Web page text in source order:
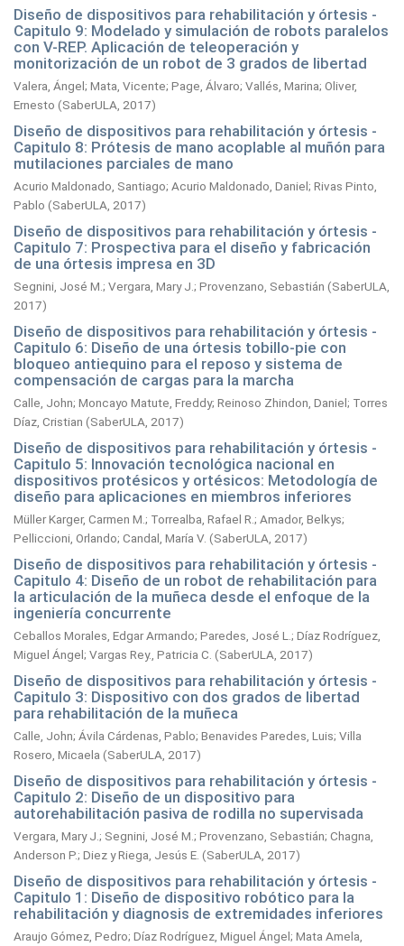
Diseño de dispositivos para rehabilitación y órtesis -
Capitulo 9: Modelado y simulación de robots paralelos
con V-REP. Aplicación de teleoperación y
monitorización de un robot de 3 grados de libertad
Valera, Ángel; Mata, Vicente; Page, Álvaro; Vallés, Marina; Oliver,
Ernesto (SaberULA, 2017)
Diseño de dispositivos para rehabilitación y órtesis -
Capitulo 8: Prótesis de mano acoplable al muñón para
mutilaciones parciales de mano
Acurio Maldonado, Santiago; Acurio Maldonado, Daniel; Rivas Pinto,
Pablo (SaberULA, 2017)
Diseño de dispositivos para rehabilitación y órtesis -
Capitulo 7: Prospectiva para el diseño y fabricación
de una órtesis impresa en 3D
Segnini, José M. ; Vergara, Mary J. ; Provenzano, Sebastián (SaberULA,
2017)
Diseño de dispositivos para rehabilitación y órtesis -
Capitulo 6: Diseño de una órtesis tobillo-pie con
bloqueo antiequino para el reposo y sistema de
compensación de cargas para la marcha
Calle, John; Moncayo Matute, Freddy; Reinoso Zhindon, Daniel; Torres
Díaz, Cristian (SaberULA, 2017)
Diseño de dispositivos para rehabilitación y órtesis -
Capitulo 5: Innovación tecnológica nacional en
dispositivos protésicos y ortésicos: Metodología de
diseño para aplicaciones en miembros inferiores
Müller Karger, Carmen M. ; Torrealba, Rafael R. ; Amador, Belkys;
Pelliccioni, Orlando; Candal, María V. (SaberULA, 2017)
Diseño de dispositivos para rehabilitación y órtesis -
Capitulo 4: Diseño de un robot de rehabilitación para
la articulación de la muñeca desde el enfoque de la
ingeniería concurrente
Ceballos Morales, Edgar Armando; Paredes, José L. ; Díaz Rodríguez,
Miguel Ángel; Vargas Rey., Patricia C. (SaberULA, 2017)
Diseño de dispositivos para rehabilitación y órtesis -
Capitulo 3: Dispositivo con dos grados de libertad
para rehabilitación de la muñeca
Calle, John; Ávila Cárdenas, Pablo; Benavides Paredes, Luis; Villa
Rosero, Micaela (SaberULA, 2017)
Diseño de dispositivos para rehabilitación y órtesis -
Capitulo 2: Diseño de un dispositivo para
autorehabilitación pasiva de rodilla no supervisada
Vergara, Mary J. ; Segnini, José M. ; Provenzano, Sebastián; Chagna,
Anderson P.; Diez y Riega, Jesús E. (SaberULA, 2017)
Diseño de dispositivos para rehabilitación y órtesis -
Capitulo 1: Diseño de dispositivo robótico para la
rehabilitación y diagnosis de extremidades inferiores
Araujo Gómez, Pedro; Díaz Rodríguez, Miguel Ángel; Mata Amela,